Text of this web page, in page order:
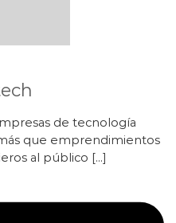
de tecnología
que emprendimientos
al público […]